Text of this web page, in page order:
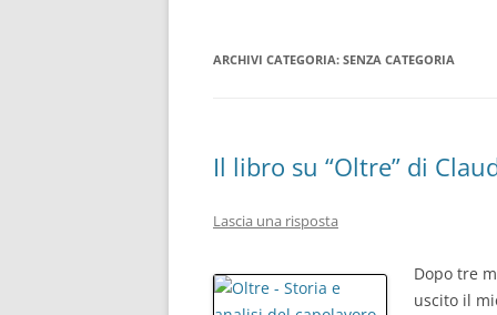
INTERVISTA A PASQUALE MINIERI
ANNI OTTANTA E GLI ANNI
NOVANTA
ARCHIVI CATEGORIA: SENZA CATEGORIA
Il libro su “Oltre” di
Lascia una risposta
Dopo tre
uscito il